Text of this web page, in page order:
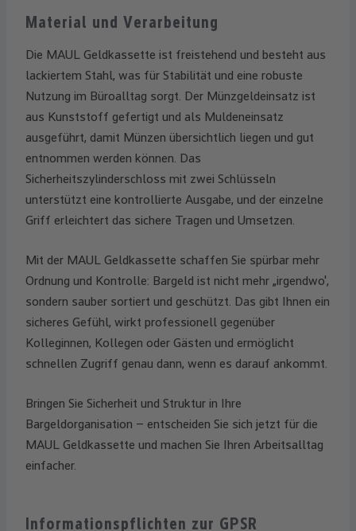
Material und Verarbeitung
Die MAUL Geldkassette ist freistehend und besteht aus
lackiertem Stahl, was für Stabilität und eine robuste
Nutzung im Büroalltag sorgt. Der Münzgeldeinsatz ist
aus Kunststoff gefertigt und als Muldeneinsatz
ausgeführt, damit Münzen übersichtlich liegen und gut
entnommen werden können. Das
Sicherheitszylinderschloss mit zwei Schlüsseln
unterstützt eine kontrollierte Ausgabe, und der einzelne
Griff erleichtert das sichere Tragen und Umsetzen.
Mit der MAUL Geldkassette schaffen Sie spürbar mehr
Ordnung und Kontrolle: Bargeld ist nicht mehr „irgendwo',
sondern sauber sortiert und geschützt. Das gibt Ihnen ein
sicheres Gefühl, wirkt professionell gegenüber
Kolleginnen, Kollegen oder Gästen und ermöglicht
schnellen Zugriff genau dann, wenn es darauf ankommt.
Bringen Sie Sicherheit und Struktur in Ihre
Bargeldorganisation – entscheiden Sie sich jetzt für die
MAUL Geldkassette und machen Sie Ihren Arbeitsalltag
einfacher.
Informationspflichten zur GPSR